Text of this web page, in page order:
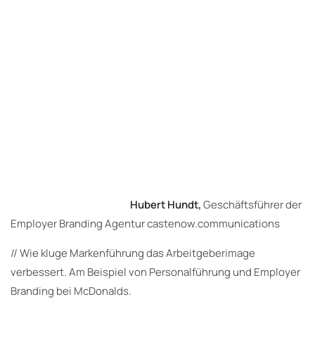
Hubert Hundt,Geschäftsführer der
Employer Branding Agentur castenow.communications
// Wie kluge Markenführung das Arbeitgeberimage
verbessert. Am Beispiel von Personalführung und Employer
Branding bei McDonalds.